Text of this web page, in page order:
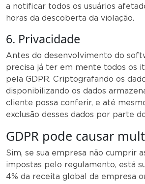
a notificar todos os usuários
horas da descoberta da violação.
6. Privacidade
Antes do desenvolvimento do
precisa já ter em mente todos os
pela GDPR. Criptografando os
disponibilizando os dados
cliente possa conferir, e até
exclusão desses dados por parte
GDPR pode causar
Sim, se sua empresa não cumprir
impostas pelo regulamento, está
4% da receita global da empresa